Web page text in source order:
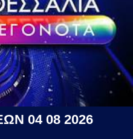
04 08 2026